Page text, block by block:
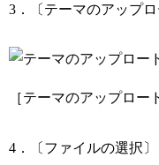
3．〔テーマのアップロ
［テーマのアップロー
4．〔ファイルの選択〕